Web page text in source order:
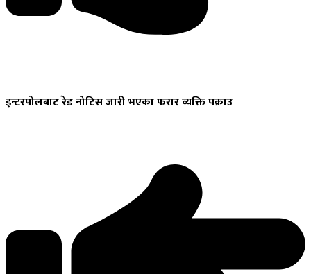
इन्टरपोलबाटरेड नोटिस जारी भएका फरार व्यक्ति पक्राउ